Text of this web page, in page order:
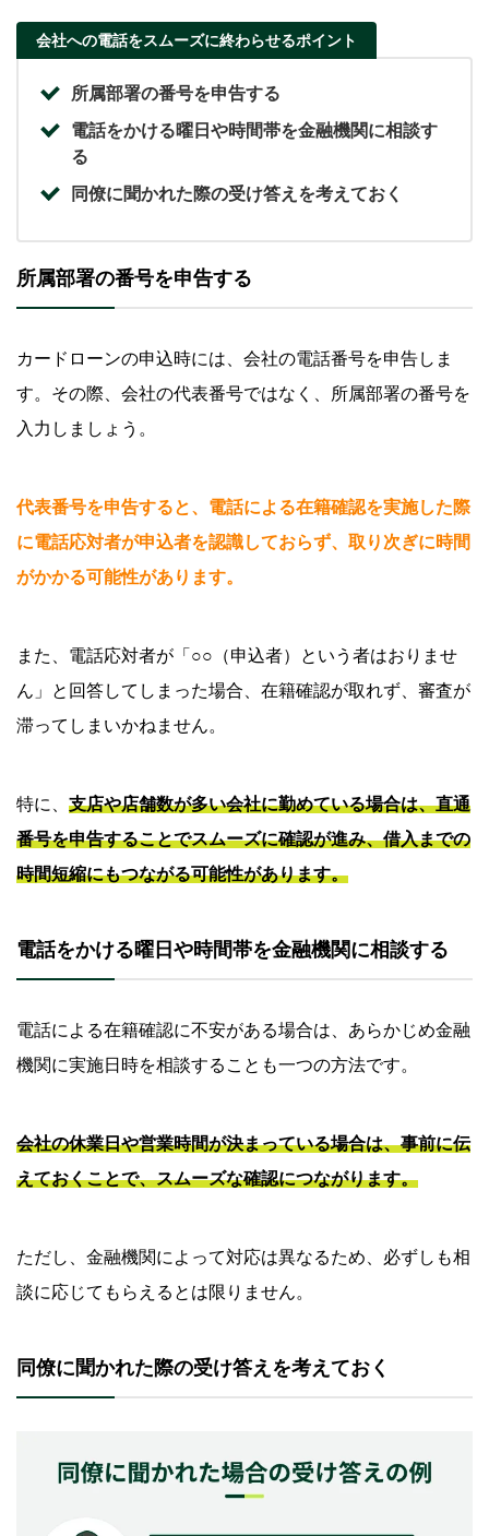
会社への電話をスムーズに終わらせるポイント
所属部署の番号を申告する
電話をかける曜日や時間帯を金融機関に相談す
る
同僚に聞かれた際の受け答えを考えておく
所属部署の番号を申告する
カードローンの申込時には、会社の電話番号を申告しま
す。その際、会社の代表番号ではなく、所属部署の番号を
入力しましょう。
代表番号を申告すると、電話による在籍確認を実施した際
に電話応対者が申込者を認識しておらず、取り次ぎに時間
がかかる可能性があります。
また、電話応対者が「○○（申込者）という者はおりませ
ん」と回答してしまった場合、在籍確認が取れず、審査が
滞ってしまいかねません。
特に、 支店や店舗数が多い会社に勤めている場合は、直通
番号を申告することでスムーズに確認が進み、借入までの
時間短縮にもつながる可能性があります。
電話をかける曜日や時間帯を金融機関に相談する
電話による在籍確認に不安がある場合は、あらかじめ金融
機関に実施日時を相談することも一つの方法です。
会社の休業日や営業時間が決まっている場合は、事前に伝
えておくことで、スムーズな確認につながります。
ただし、金融機関によって対応は異なるため、必ずしも相
談に応じてもらえるとは限りません。
同僚に聞かれた際の受け答えを考えておく